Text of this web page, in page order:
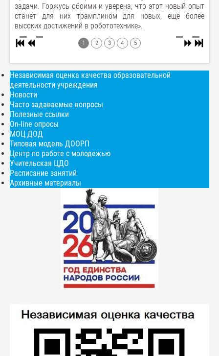
задачи. Горжусь обоими и уверена, что этот новый опыт
станет для них трамплином для новых, еще более
высоких достижений в робототехнике».
1 2 3 4 5
Независимая оценка качества образовательной
деятельности учреждения
Новости
Часто задаваемые вопросы
Полезные ссылки
On-line опросы
МОЦ ДОД
Типовая модель ДООРП
Центр по работе с молодежью
Учительская ЦДО
Расписание занятий
Архивные материалы